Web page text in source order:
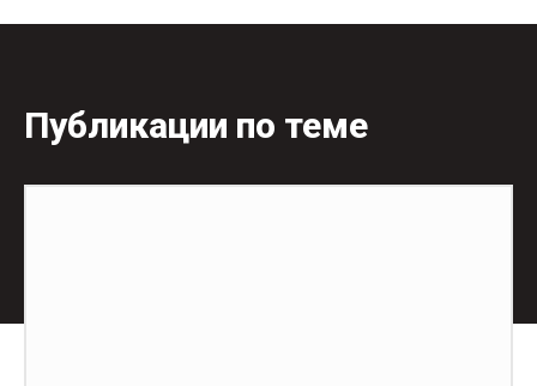
Публикации по теме